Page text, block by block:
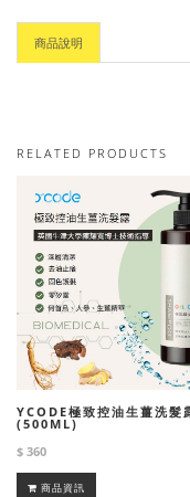
商品說明
RELATED PRODUCTS
YCODE極致控油生薑洗髮
(500ML)
$ 360
商品資訊